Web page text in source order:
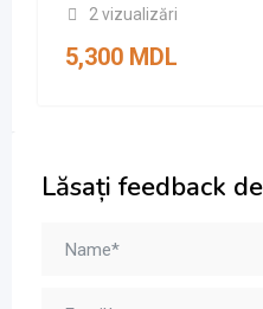
2 vizualizări
5,300 MDL
Lăsați feedback